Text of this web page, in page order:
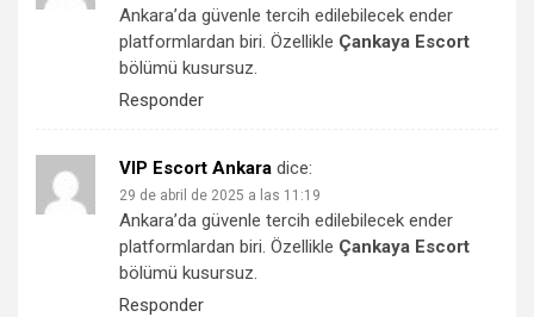
Ankara’da güvenle tercih edilebilecek ender
platformlardan biri. Özellikle Çankaya Escort
bölümü kusursuz.
Responder
VIP Escort Ankara dice:
29 de abril de 2025 a las 11:19
Ankara’da güvenle tercih edilebilecek ender
platformlardan biri. Özellikle Çankaya Escort
bölümü kusursuz.
Responder